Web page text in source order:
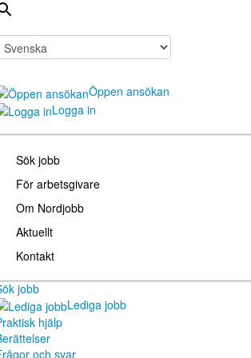
Öppen ansökan
Logga in
Sök jobb
För arbetsgivare
Om Nordjobb
Aktuellt
Kontakt
jobb
Lediga jobb
hjälp
och svar